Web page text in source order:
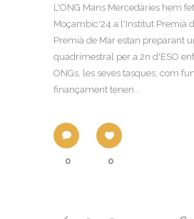
L'ONG Mans Mercedàries hem
Moçambic'24 a l'Institut Premià
Premià de Mar estan preparant
quadrimestral per a 2n d'ESO
ONGs, les seves tasques, com
finançament tenen...
0 0